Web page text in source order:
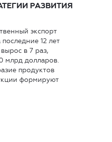
РАЗВИТИЯ
экспорт
12 лет
в 7 раз,
млрд долларов.
продуктов
формируют